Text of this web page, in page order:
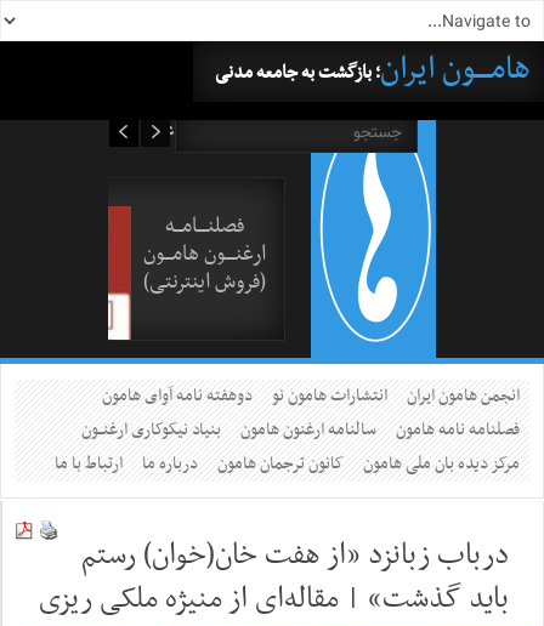
هامــــون ایران؛ بازگشت به جامعه مدنی
فصلنــــامـــه
ارغنــــون هامـــون
(فروش اینترنتی)
انجمن هامون ایران انتشارات هامون نو
دوهفته نامه آوای هامون
فصلنامه نامه هامون
سالنامه ارغنون هامون
بنیاد نیکوکاری ارغنــون
مرکز دیده بان ملی هامون
کانون ترجمان هامون درباره ما ارتباط با ما
درباب زبانزد «از هفت خان(خوان) رستم
باید گذشت» | مقاله‌ای از منیژه ملکی ریزی